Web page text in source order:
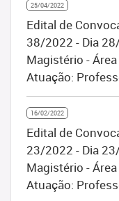
25/04/2022
Edital de
38/2022 - Dia
Magistério -
Atuação:
16/02/2022
Edital de
23/2022 - Dia
Magistério -
Atuação: